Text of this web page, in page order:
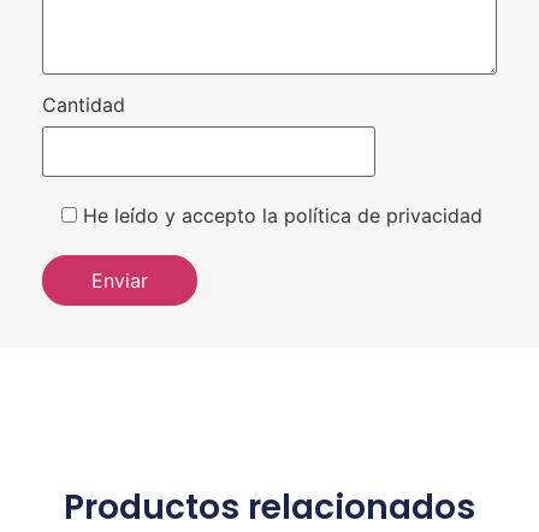
Cantidad
He leído y accepto la política de privacidad
Productos relacionados